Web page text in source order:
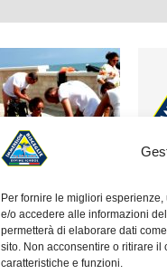
Per fornire le migliori
e/o accedere alle informazioni
permetterà di elaborare dati
sito. Non acconsentire o ritirare
caratteristiche e funzioni.
EVENTO “SAVE THE
SEA” A TRANI